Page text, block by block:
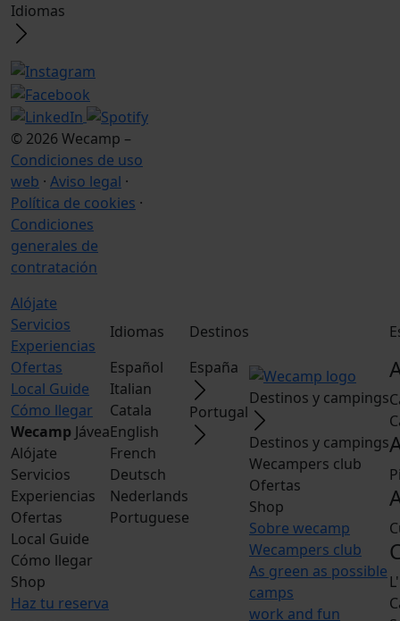
Idiomas
© 2026 Wecamp –
Condiciones de uso
web · Aviso legal ·
Política de cookies ·
Condiciones
generales de
contratación
Alójate
Servicios
Experiencias
Ofertas
Local Guide
Cómo llegar
Wecamp Jávea
Alójate
Servicios
Experiencias
Ofertas
Local Guide
Cómo llegar
Shop
Haz tu reserva
Idiomas
Español
Italian
Catala
English
French
Deutsch
Nederlands
Portuguese
Destinos
España
Portugal
Destinos y campings
Destinos y campings
Wecampers club
Ofertas
Shop
Sobre wecamp
Wecampers club
As green as possible
camps
work and fun